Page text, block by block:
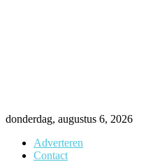
donderdag, augustus 6, 2026
Adverteren
Contact